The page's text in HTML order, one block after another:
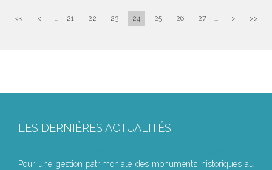
<< < ... 21 22 23 24 25 26 27 ... > >>
LES DERNIÈRES ACTUALITÉS
Pour une gestion patrimoniale des monuments historiques au